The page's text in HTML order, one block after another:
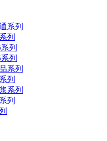
系列
列
列
列
系列
列
系列
列